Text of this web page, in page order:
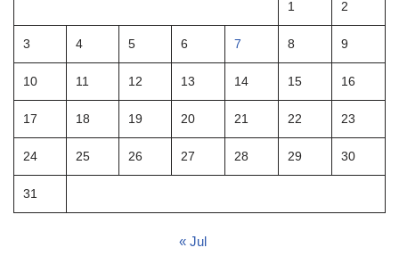
1 2
3 4 5 6 7 8 9
10 11 12 13 14 15 16
17 18 19 20 21 22 23
24 25 26 27 28 29 30
31
« Jul